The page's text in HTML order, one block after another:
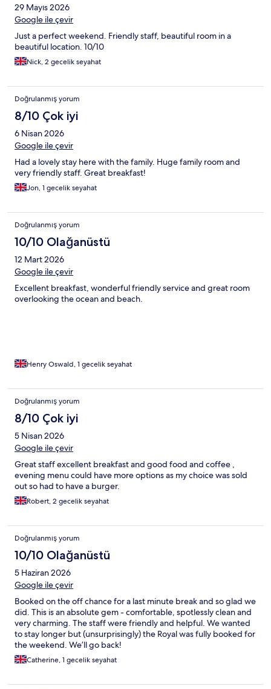
29 Mayıs 2026
Google ile çevir
Just a perfect weekend. Friendly staff, beautiful room in a
beautiful location. 10/10
Nick, 2 gecelik seyahat
Doğrulanmış yorum
8/10 Çok iyi
6 Nisan 2026
Google ile çevir
Had a lovely stay here with the family. Huge family room and
very friendly staff. Great breakfast!
Jon, 1 gecelik seyahat
Doğrulanmış yorum
10/10 Olağanüstü
12 Mart 2026
Google ile çevir
Excellent breakfast, wonderful friendly service and great room
overlooking the ocean and beach.
Henry Oswald, 1 gecelik seyahat
Doğrulanmış yorum
8/10 Çok iyi
5 Nisan 2026
Google ile çevir
Great staff excellent breakfast and good food and coffee ,
evening menu could have more options as my choice was sold
out so had to have a burger.
Robert, 2 gecelik seyahat
Doğrulanmış yorum
10/10 Olağanüstü
5 Haziran 2026
Google ile çevir
Booked on the off chance for a last minute break and so glad we
did. This is an absolute gem - comfortable, spotlessly clean and
very charming. The staff were friendly and helpful. We wanted
to stay longer but (unsurprisingly) the Royal was fully booked for
the weekend. We’ll go back!
Catherine, 1 gecelik seyahat